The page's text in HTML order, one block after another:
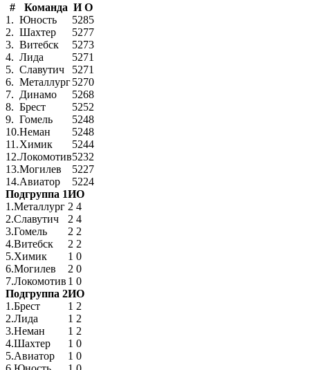
# Команда И О
1. Юность 5285
2. Шахтер 5277
3. Витебск 5273
4. Лида 5271
5. Славутич 5271
6. Металлург5270
7. Динамо 5268
8. Брест 5252
9. Гомель 5248
10.Неман 5248
11.Химик 5244
12.Локомотив5232
13.Могилев 5227
14.Авиатор 5224
Подгруппа 1ИО
1.Металлург 2 4
2.Славутич 2 4
3.Гомель 2 2
4.Витебск 2 2
5.Химик 1 0
6.Могилев 2 0
7.Локомотив 1 0
Подгруппа 2ИО
1.Брест 1 2
2.Лида 1 2
3.Неман 1 2
4.Шахтер 1 0
5.Авиатор 1 0